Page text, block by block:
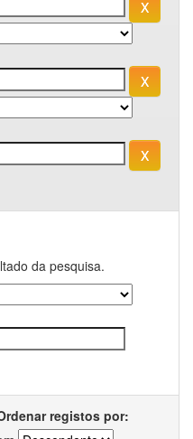
da pesquisa.
registos por: